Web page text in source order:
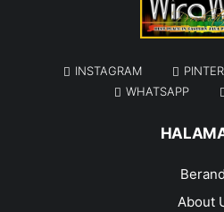
INSTAGRAM
WHATSAPP
About